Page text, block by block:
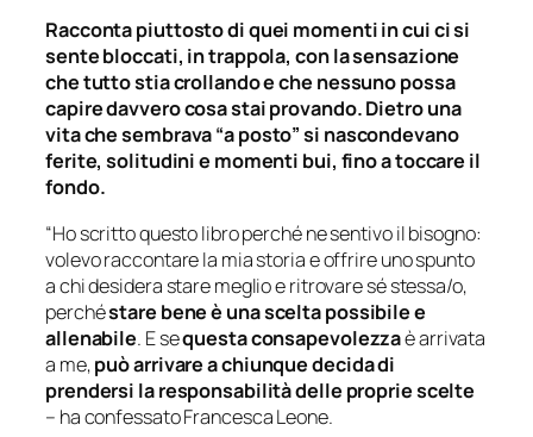
Racconta piuttosto di quei momenti in cui ci si
sente bloccati, in trappola, con la sensazione
che tutto stia crollando e che nessuno possa
capire davvero cosa stai provando. Dietro una
vita che sembrava “a posto” si nascondevano
ferite, solitudini e momenti bui, fino a toccare il
fondo.
“Ho scritto questo libro perché ne sentivo il bisogno:
volevo raccontare la mia storia e offrire uno spunto
a chi desidera stare meglio e ritrovare sé stessa/o,
perchéstare bene è una scelta possibile e
allenabile. E sequesta consapevolezzaè arrivata
a me,può arrivare a chiunque decida di
prendersi la responsabilità delle proprie scelte
– ha confessato Francesca Leone.